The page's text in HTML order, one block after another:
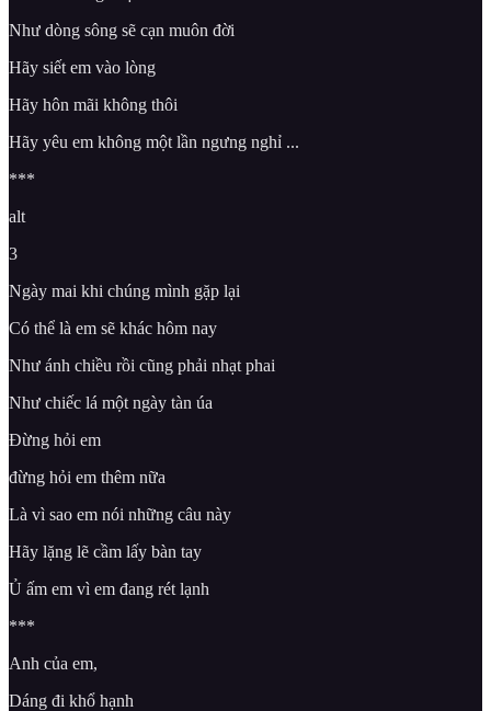
Như dòng sông sẽ cạn muôn đời
Hãy siết em vào lòng
Hãy hôn mãi không thôi
Hãy yêu em không một lần ngưng nghỉ ...
***
alt
3
Ngày mai khi chúng mình gặp lại
Có thể là em sẽ khác hôm nay
Như ánh chiều rồi cũng phải nhạt phai
Như chiếc lá một ngày tàn úa
Đừng hỏi em
đừng hỏi em thêm nữa
Là vì sao em nói những câu này
Hãy lặng lẽ cầm lấy bàn tay
Ủ ấm em vì em đang rét lạnh
***
Anh của em,
Dáng đi khổ hạnh